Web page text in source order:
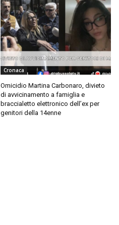
Cronaca
Omicidio Martina Carbonaro, divieto
di avvicinamento a famiglia e
braccialetto elettronico dell’ex per
genitori della 14enne